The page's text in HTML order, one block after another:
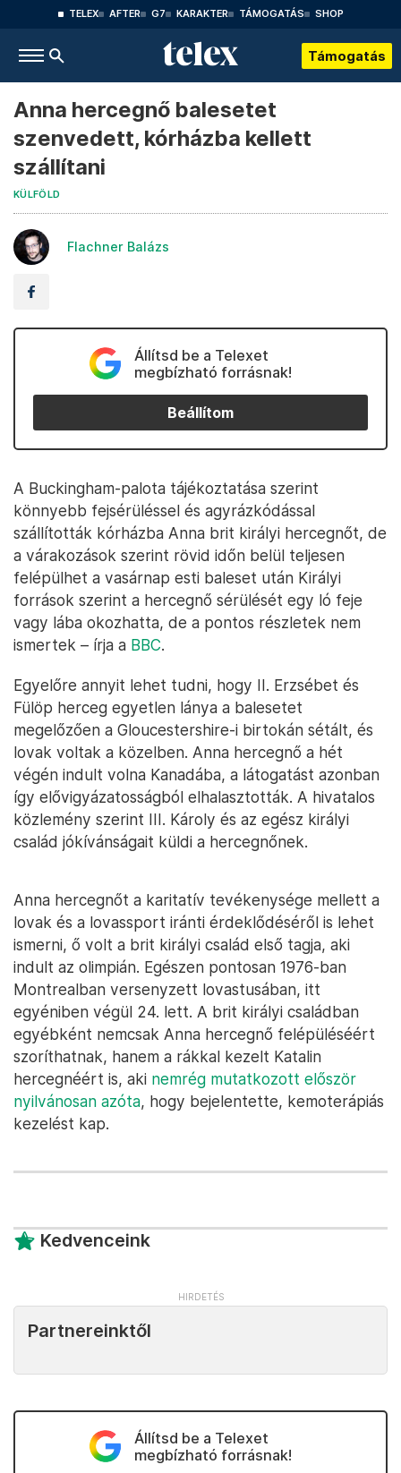
TELEX AFTER G7 KARAKTER TÁMOGATÁS SHOP
Támogatás
Anna hercegnő balesetet
szenvedett, kórházba kellett
szállítani
KÜLFÖLD
Flachner Balázs
Állítsd be a Telexet
megbízható forrásnak!
Beállítom
A Buckingham-palota tájékoztatása szerint
könnyebb fejsérüléssel és agyrázkódással
szállították kórházba Anna brit királyi hercegnőt, de
a várakozások szerint rövid időn belül teljesen
felépülhet a vasárnap esti baleset után Királyi
források szerint a hercegnő sérülését egy ló feje
vagy lába okozhatta, de a pontos részletek nem
ismertek – írja a BBC.
Egyelőre annyit lehet tudni, hogy II. Erzsébet és
Fülöp herceg egyetlen lánya a balesetet
megelőzően a Gloucestershire-i birtokán sétált, és
lovak voltak a közelben. Anna hercegnő a hét
végén indult volna Kanadába, a látogatást azonban
így elővigyázatosságból elhalasztották. A hivatalos
közlemény szerint III. Károly és az egész királyi
család jókívánságait küldi a hercegnőnek.
Anna hercegnőt a karitatív tevékenysége mellett a
lovak és a lovassport iránti érdeklődéséről is lehet
ismerni, ő volt a brit királyi család első tagja, aki
indult az olimpián. Egészen pontosan 1976-ban
Montrealban versenyzett lovastusában, itt
egyéniben végül 24. lett. A brit királyi családban
egyébként nemcsak Anna hercegnő felépüléséért
szoríthatnak, hanem a rákkal kezelt Katalin
hercegnéért is, aki nemrég mutatkozott először
nyilvánosan azóta, hogy bejelentette, kemoterápiás
kezelést kap.
Kedvenceink
Partnereinktől
Állítsd be a Telexet
megbízható forrásnak!